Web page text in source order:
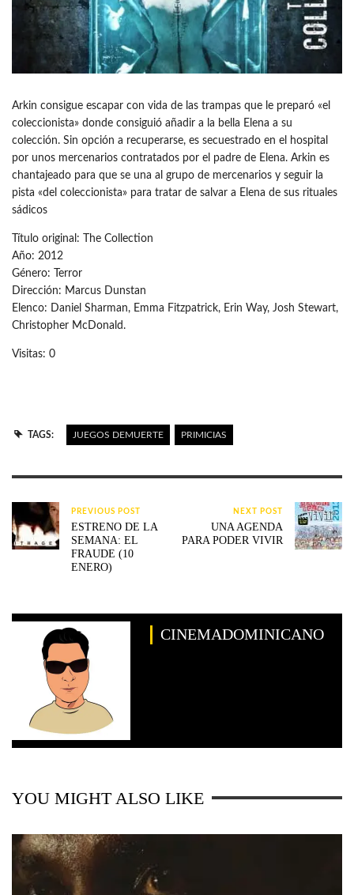
Arkin consigue escapar con vida de las trampas que le preparó «el
coleccionista» donde consiguió añadir a la bella Elena a su
colección. Sin opción a recuperarse, es secuestrado en el hospital
por unos mercenarios contratados por el padre de Elena. Arkin es
chantajeado para que se una al grupo de mercenarios y seguir la
pista «del coleccionista» para tratar de salvar a Elena de sus rituales
sádicos
Título original: The Collection
Año: 2012
Género: Terror
Dirección: Marcus Dunstan
Elenco: Daniel Sharman, Emma Fitzpatrick, Erin Way, Josh Stewart,
Christopher McDonald.
Visitas: 0
TAGS: JUEGOS DEMUERTE PRIMICIAS
PREVIOUS POST
ESTRENO DE LA
SEMANA: EL
FRAUDE (10
ENERO)
NEXT POST
UNA AGENDA
PARA PODER VIVIR
CINEMADOMINICANO
YOU MIGHT ALSO LIKE